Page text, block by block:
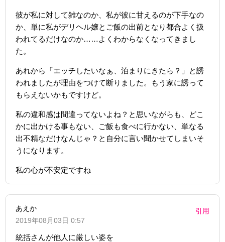
彼が私に対して雑なのか、私が彼に甘えるのが下手なの
か、単に私がデリヘル嬢とご飯の出前となり都合よく扱
われてるだけなのか……よくわからなくなってきまし
た。
あれから「エッチしたいなぁ、泊まりにきたら？」と誘
われましたが理由をつけて断りました。もう家に誘って
もらえないかもですけど。
私の違和感は間違ってないよね？と思いながらも、どこ
かに出かける事もない、ご飯も食べに行かない、単なる
出不精なだけなんじゃ？と自分に言い聞かせてしまいそ
うになります。
私の心が不安定ですね
あえか
2019年08月03日 0:57
引用
統括さんが他人に厳しい姿を